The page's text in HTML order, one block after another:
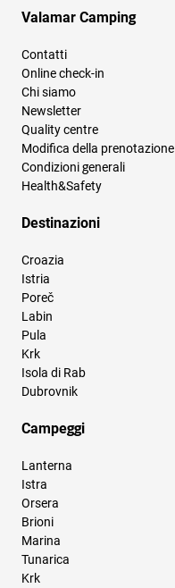
Valamar Camping
Contatti
Online check-in
Chi siamo
Newsletter
Quality centre
Modifica della prenotazione
Condizioni generali
Health&Safety
Destinazioni
Croazia
Istria
Poreč
Labin
Pula
Krk
Isola di Rab
Dubrovnik
Campeggi
Lanterna
Istra
Orsera
Brioni
Marina
Tunarica
Krk